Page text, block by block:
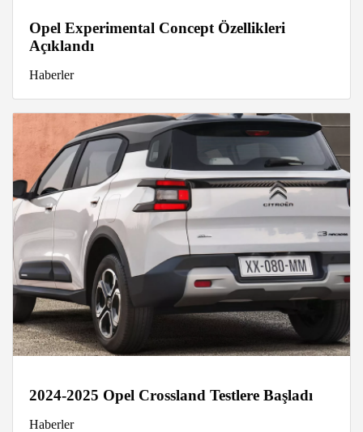
Opel Experimental Concept Özellikleri
Açıklandı
Haberler
2024-2025 Opel Crossland Testlere Başladı
Haberler